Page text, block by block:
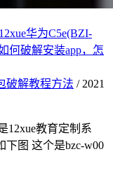
华为C5e(BZI-
何破解安装app，怎
破解教程方法 / 2021
12xue教育定制系
图 这个是bzc-w00